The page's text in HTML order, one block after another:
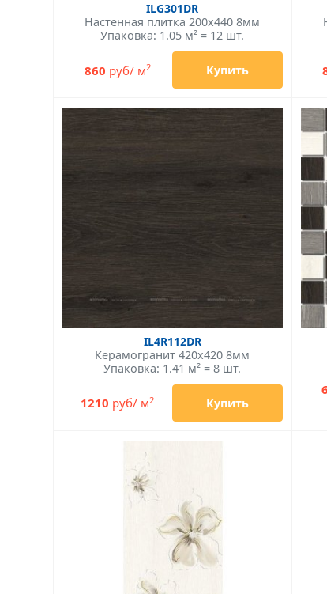
ILG301DR
Настенная плитка 200x440 8мм
Упаковка: 1.05 м² = 12 шт.
860 руб/ м2 Купить
IL4R112DR
Керамогранит 420x420 8мм
Упаковка: 1.41 м² = 8 шт.
1210 руб/ м2 Купить